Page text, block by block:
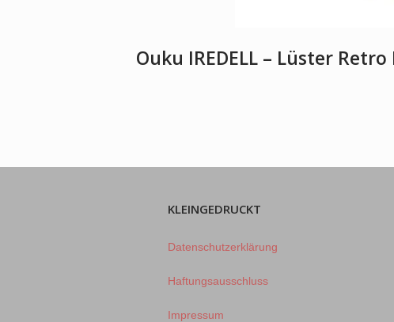
Ouku IREDELL – Lüster
KLEINGEDRUCKT
Datenschutzerklärung
Haftungsausschluss
Impressum